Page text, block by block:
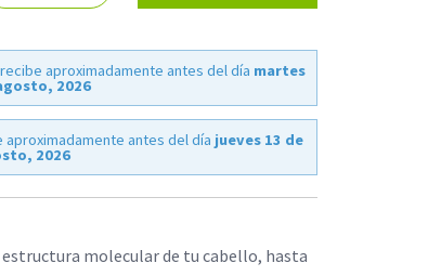
aproximadamente antes del día martes
2026
antes del día jueves 13 de
2026
molecular de tu cabello, hasta